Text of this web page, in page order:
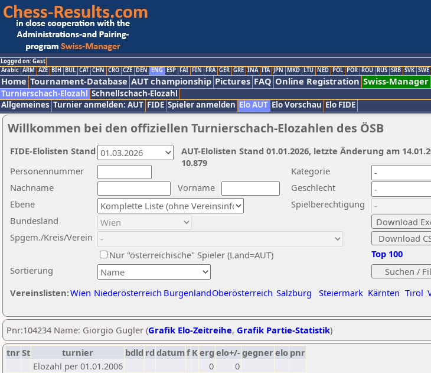
Logged on: Gast
Arabic ARM AZE BIH BUL CAT CHN CRO CZE DEN ENG ESP FAI FIN FRA GER GRE INA ITA JPN MKD LTU NED POL POR ROU RUS SRB SVK SWE
Home Tournament-Database AUT championship Pictures FAQ Online Registration Swiss-Manager
Turnierschach-Elozahl Schnellschach-Elozahl
Allgemeines Turnier anmelden: AUT FIDE Spieler anmelden Elo AUT Elo Vorschau Elo FIDE
Willkommen bei den offiziellen Turnierschach-Elozahlen des ÖSB
Nachname
Vorname
Ebene
Kategorie
Sortierung
Personennummer
Bundesland
Spgem./Kreis/Verein
Geschlecht
Nur "österreichische" Spieler (Land=AUT)
Spielberechtigung
Vereinslisten:Wien Niederösterreich BurgenlandOberösterreich Salzburg Steiermark Kärnten Tirol
Top 100
AUT-Elolisten Stand 01.01.2026, letzte Änderung am
10.879
FIDE-Elolisten Stand
Pnr:104234 Name: Giorgio Gugler (Grafik Elo-Zeitreihe, Grafik Partie-Statistik)
tnrSt turnier bdld rd datumf Kerg elo+/-gegnerelo pnr
Elozahl per 01.01.2006
0
0